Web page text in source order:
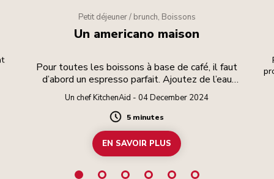
Petit déjeuner / brunch, Boissons
Un americano maison
Pour toutes les boissons à base de café, il faut
d’abord un espresso parfait. Ajoutez de l’eau
chaude pour une boisson allongée.
Un chef KitchenAid - 04 December 2024
Duration
5 minutes
EN SAVOIR PLUS